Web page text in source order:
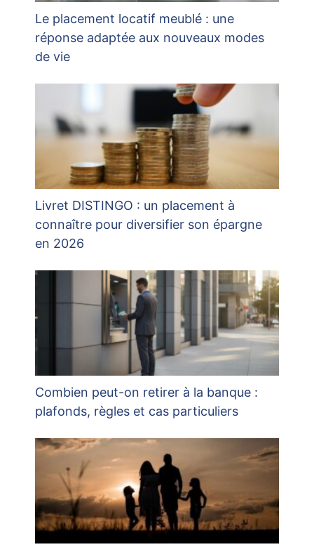
Le placement locatif meublé : une
réponse adaptée aux nouveaux modes
de vie
Livret DISTINGO : un placement à
connaître pour diversifier son épargne
en 2026
Combien peut-on retirer à la banque :
plafonds, règles et cas particuliers